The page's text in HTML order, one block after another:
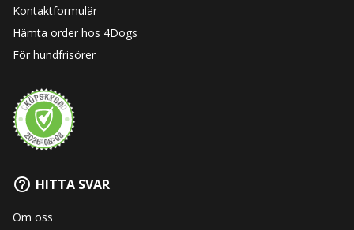
Kontaktformulär
Hämta order hos 4Dogs
För hundfrisörer
HITTA SVAR
Om oss